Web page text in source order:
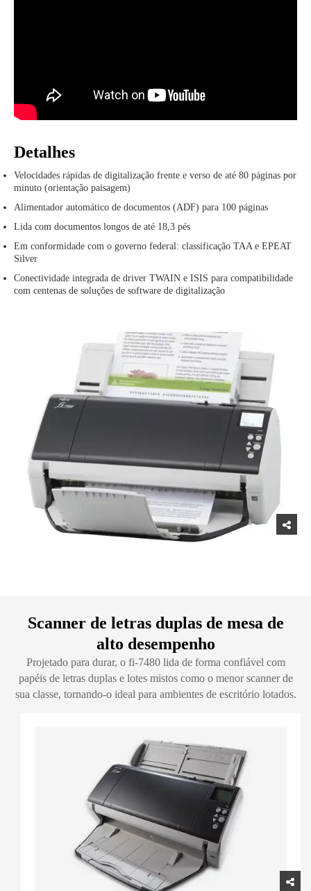
Detalhes
Velocidades rápidas de digitalização frente e verso de até 80 páginas por
minuto (orientação paisagem)
Alimentador automático de documentos (ADF) para 100 páginas
Lida com documentos longos de até 18,3 pés
Em conformidade com o governo federal: classificação TAA e EPEAT
Silver
Conectividade integrada de driver TWAIN e ISIS para compatibilidade
com centenas de soluções de software de digitalização
Scanner de letras duplas de mesa de
alto desempenho
Projetado para durar, o fi-7480 lida de forma confiável com
papéis de letras duplas e lotes mistos como o menor scanner de
sua classe, tornando-o ideal para ambientes de escritório lotados.